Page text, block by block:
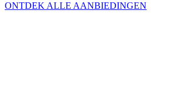
ONTDEK ALLE AANBIEDINGEN